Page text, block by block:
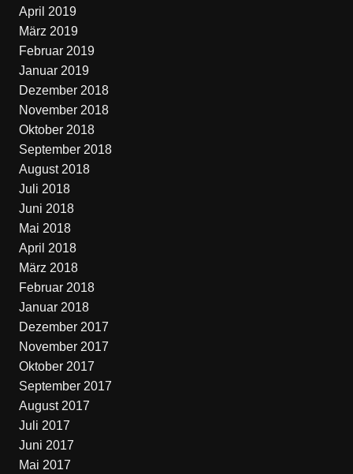
April 2019
März 2019
Februar 2019
Januar 2019
Dezember 2018
November 2018
Oktober 2018
September 2018
August 2018
Juli 2018
Juni 2018
Mai 2018
April 2018
März 2018
Februar 2018
Januar 2018
Dezember 2017
November 2017
Oktober 2017
September 2017
August 2017
Juli 2017
Juni 2017
Mai 2017